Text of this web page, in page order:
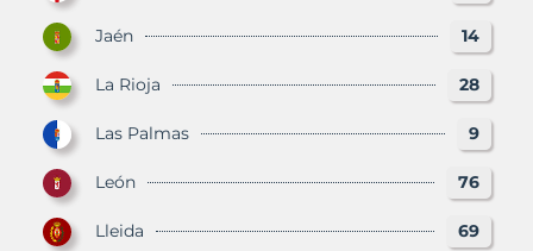
Jaén 14
La Rioja 28
Las Palmas 9
León 76
Lleida 69